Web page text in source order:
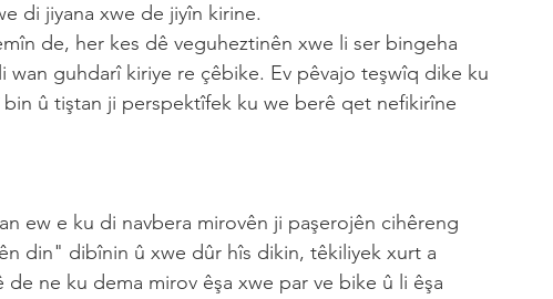
di jiyana xwe de jiyîn kirine.
de, her kes dê veguheztinên xwe li ser bingeha
guhdarî kiriye re çêbike. Ev pêvajo teşwîq dike ku
û tiştan ji perspektîfek ku we berê qet nefikirîne
ew e ku di navbera mirovên ji paşerojên cihêreng
din" dibînin û xwe dûr hîs dikin, têkiliyek xurt a
ne ku dema mirov êşa xwe par ve bike û li êşa